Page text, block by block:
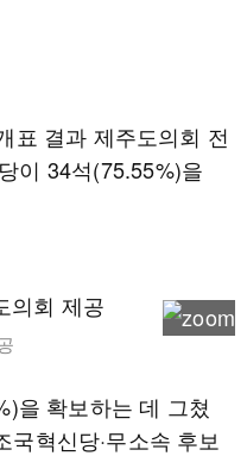
표 결과 제주도의회 전
이 34석(75.55%)을
을 확보하는 데 그쳤
혁신당·무소속 후보